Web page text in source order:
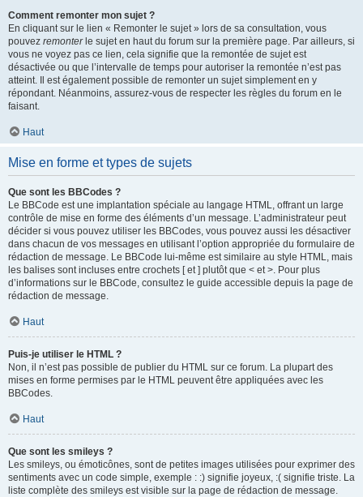
Comment remonter mon sujet ?
En cliquant sur le lien « Remonter le sujet » lors de sa consultation, vous
pouvez remonterle sujet en haut du forum sur la première page. Par ailleurs, si
vous ne voyez pas ce lien, cela signifie que la remontée de sujet est
désactivée ou que l’intervalle de temps pour autoriser la remontée n’est pas
atteint. Il est également possible de remonter un sujet simplement en y
répondant. Néanmoins, assurez-vous de respecter les règles du forum en le
faisant.
Haut
Mise en forme et types de sujets
Que sont les BBCodes ?
Le BBCode est une implantation spéciale au langage HTML, offrant un large
contrôle de mise en forme des éléments d’un message. L’administrateur peut
décider si vous pouvez utiliser les BBCodes, vous pouvez aussi les désactiver
dans chacun de vos messages en utilisant l’option appropriée du formulaire de
rédaction de message. Le BBCode lui-même est similaire au style HTML, mais
les balises sont incluses entre crochets [ et ] plutôt que < et >. Pour plus
d’informations sur le BBCode, consultez le guide accessible depuis la page de
rédaction de message.
Haut
Puis-je utiliser le HTML ?
Non, il n’est pas possible de publier du HTML sur ce forum. La plupart des
mises en forme permises par le HTML peuvent être appliquées avec les
BBCodes.
Haut
Que sont les smileys ?
Les smileys, ou émoticônes, sont de petites images utilisées pour exprimer des
sentiments avec un code simple, exemple : :) signifie joyeux, :( signifie triste. La
liste complète des smileys est visible sur la page de rédaction de message.